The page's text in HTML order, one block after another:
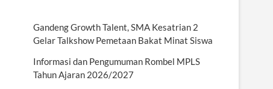
Gandeng Growth Talent, SMA Kesatrian 2
Gelar Talkshow Pemetaan Bakat Minat Siswa
Informasi dan Pengumuman Rombel MPLS
Tahun Ajaran 2026/2027